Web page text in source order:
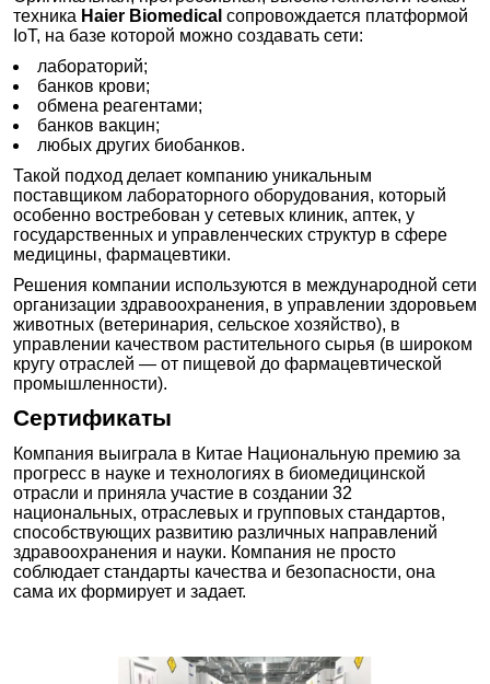
техника Haier Biomedical сопровождается платформой
IoT, на базе которой можно создавать сети:
лабораторий;
банков крови;
обмена реагентами;
банков вакцин;
любых других биобанков.
Такой подход делает компанию уникальным
поставщиком лабораторного оборудования, который
особенно востребован у сетевых клиник, аптек, у
государственных и управленческих структур в сфере
медицины, фармацевтики.
Решения компании используются в международной сети
организации здравоохранения, в управлении здоровьем
животных (ветеринария, сельское хозяйство), в
управлении качеством растительного сырья (в широком
кругу отраслей — от пищевой до фармацевтической
промышленности).
Сертификаты
Компания выиграла в Китае Национальную премию за
прогресс в науке и технологиях в биомедицинской
отрасли и приняла участие в создании 32
национальных, отраслевых и групповых стандартов,
способствующих развитию различных направлений
здравоохранения и науки. Компания не просто
соблюдает стандарты качества и безопасности, она
сама их формирует и задает.